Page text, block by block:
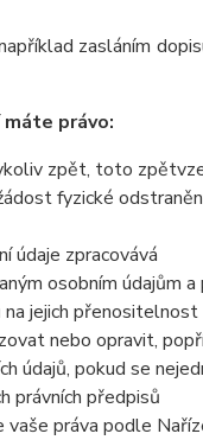
zasláním
právo:
zpět, toto
fyzické
údaje zpracovává
osobním údajům
na jejich přenositelnost
nebo opravit,
údajů, pokud se
právních předpisů
vaše práva podle